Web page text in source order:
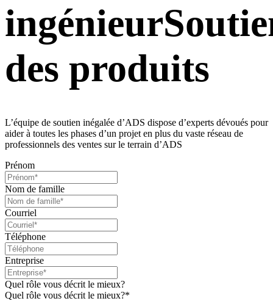
des produits
L’équipe de soutien inégalée d’ADS dispose d’experts dévoués pour
aider à toutes les phases d’un projet en plus du vaste réseau de
professionnels des ventes sur le terrain d’ADS
Prénom
Nom de famille
Courriel
Téléphone
Entreprise
Quel rôle vous décrit le mieux?
Quel rôle vous décrit le mieux?*